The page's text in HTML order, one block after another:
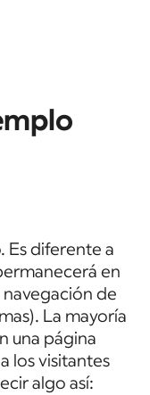
Es diferente a
en
navegación de
La mayoría
una página
los visitantes
algo así: